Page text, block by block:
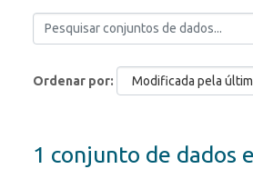
Ordenar por
1 conjunto de dados